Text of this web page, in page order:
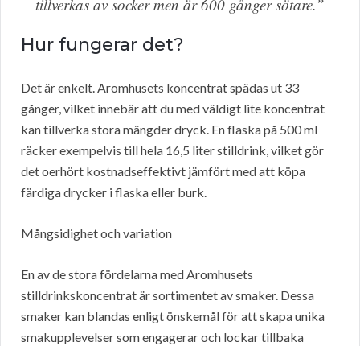
tillverkas av socker men är 600 gånger sötare.”
Hur fungerar det?
Det är enkelt. Aromhusets koncentrat spädas ut 33
gånger, vilket innebär att du med väldigt lite koncentrat
kan tillverka stora mängder dryck. En flaska på 500 ml
räcker exempelvis till hela 16,5 liter stilldrink, vilket gör
det oerhört kostnadseffektivt jämfört med att köpa
färdiga drycker i flaska eller burk.
Mångsidighet och variation
En av de stora fördelarna med Aromhusets
stilldrinkskoncentrat är sortimentet av smaker. Dessa
smaker kan blandas enligt önskemål för att skapa unika
smakupplevelser som engagerar och lockar tillbaka